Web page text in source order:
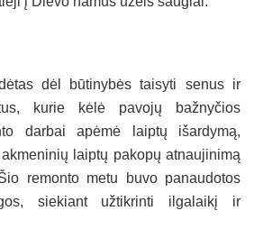
dėl būtinybės taisyti senus ir
kurie kėlė pavojų bažnyčios
darbai apėmė laiptų išardymą,
laiptų pakopų atnaujinimą
remonto metu buvo panaudotos
siekiant užtikrinti ilgalaikį ir